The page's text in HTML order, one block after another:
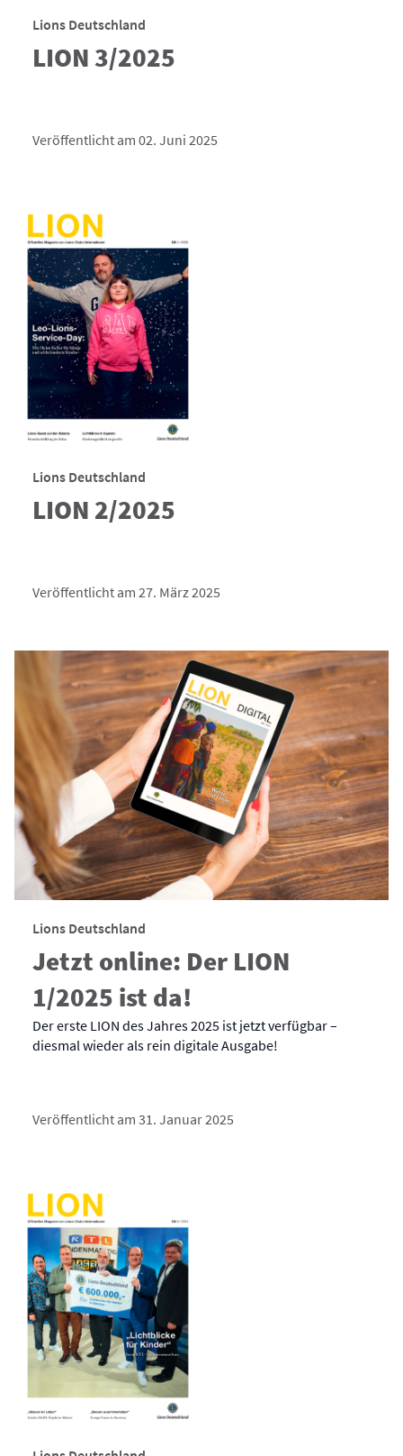
Lions Deutschland
LION 3/2025
Veröffentlicht am 02. Juni 2025
Lions Deutschland
LION 2/2025
Veröffentlicht am 27. März 2025
Lions Deutschland
Jetzt online: Der LION
1/2025 ist da!
Der erste LION des Jahres 2025 ist jetzt verfügbar –
diesmal wieder als rein digitale Ausgabe!
Veröffentlicht am 31. Januar 2025